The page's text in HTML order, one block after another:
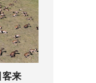
客来